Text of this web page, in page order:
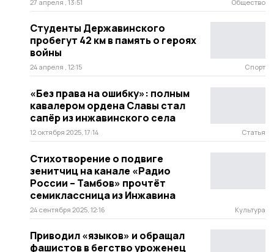
27 апреля , 13:51 Общество
Студенты Державинского
пробегут 42 км в память о героях
войны
24 апреля , 12:15 Спорт
«Без права на ошибку»: полным
кавалером ордена Славы стал
сапёр из инжавинского села
12 октября 2025, 17:14 Статья
Стихотворение о подвиге
зенитчиц на канале «Радио
России – Тамбов» прочтёт
семиклассница из Инжавина
24 сентября 2025, 12:16 Культура
Приводил «языков» и обращал
фашистов в бегство уроженец